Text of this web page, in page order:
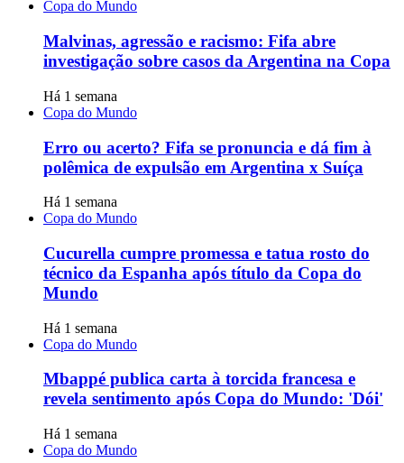
Copa do Mundo
Malvinas, agressão e racismo: Fifa abre
investigação sobre casos da Argentina na Copa
Há 1 semana
Copa do Mundo
Erro ou acerto? Fifa se pronuncia e dá fim à
polêmica de expulsão em Argentina x Suíça
Há 1 semana
Copa do Mundo
Cucurella cumpre promessa e tatua rosto do
técnico da Espanha após título da Copa do
Mundo
Há 1 semana
Copa do Mundo
Mbappé publica carta à torcida francesa e
revela sentimento após Copa do Mundo: 'Dói'
Há 1 semana
Copa do Mundo